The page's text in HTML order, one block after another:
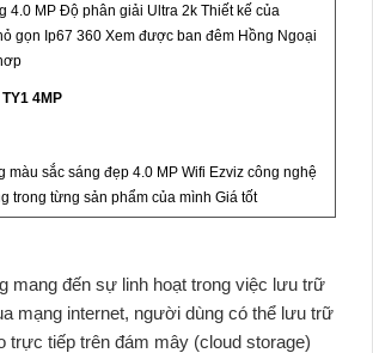
4.0 MP Độ phân giải Ultra 2k Thiết kế của
gọn Ip67 360 Xem được ban đêm Hồng Ngoại
4MP
màu sắc sáng đẹp 4.0 MP Wifi Ezviz công nghệ
trong từng sản phẩm của mình Giá tốt
mang đến sự linh hoạt trong việc lưu trữ
mạng internet, người dùng có thể lưu trữ
trực tiếp trên đám mây (cloud storage)